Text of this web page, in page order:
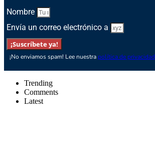
Nombre
Envía un correo electrónico a
¡Suscríbete ya!
¡No enviamos spam! Lee nuestra política de privacidad
Trending
Comments
Latest